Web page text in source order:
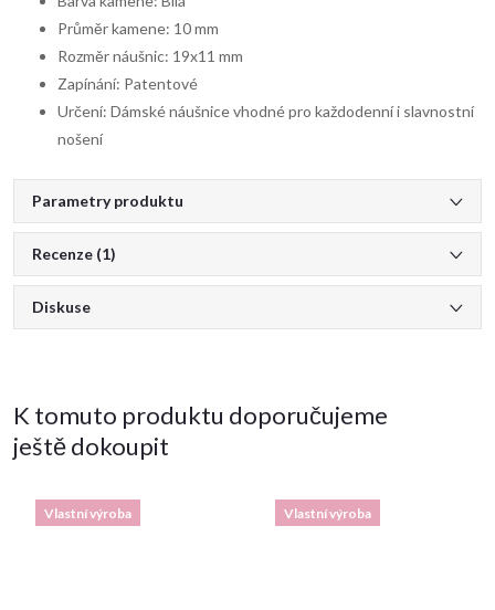
Průměr kamene: 10 mm
Rozměr náušnic: 19x11 mm
Zapínání: Patentové
Určení: Dámské náušnice vhodné pro každodenní i slavnostní
nošení
Parametry produktu
Recenze (1)
Diskuse
K tomuto produktu doporučujeme
ještě dokoupit
Vlastní výroba Vlastní výroba